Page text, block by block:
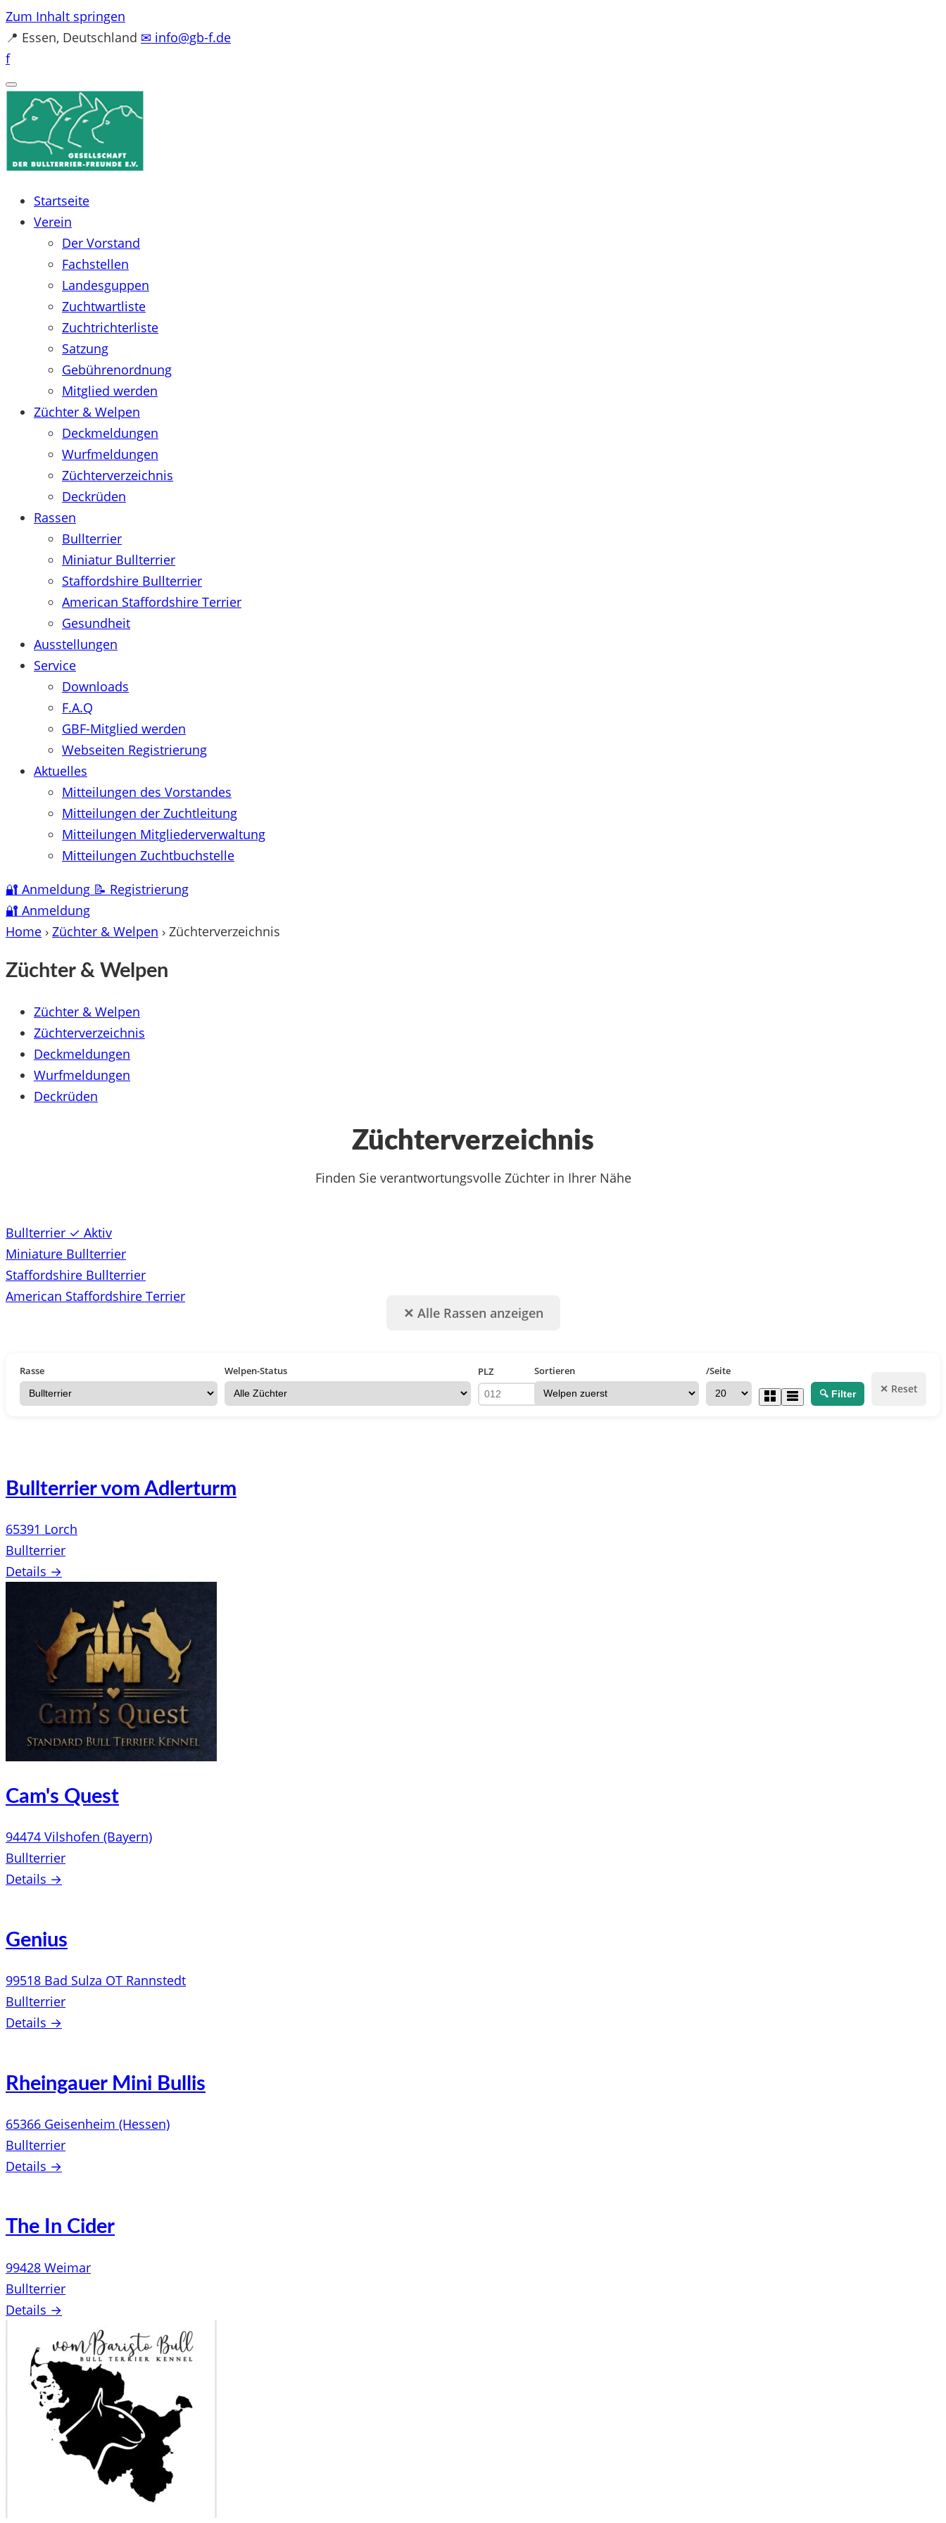
Zum Inhalt springen
📍 Essen, Deutschland ✉ info@gb-f.de
f
Startseite
Verein
Der Vorstand
Fachstellen
Landesguppen
Zuchtwartliste
Zuchtrichterliste
Satzung
Gebührenordnung
Mitglied werden
Züchter & Welpen
Deckmeldungen
Wurfmeldungen
Züchterverzeichnis
Deckrüden
Rassen
Bullterrier
Miniatur Bullterrier
Staffordshire Bullterrier
American Staffordshire Terrier
Gesundheit
Ausstellungen
Service
Downloads
F.A.Q
GBF-Mitglied werden
Webseiten Registrierung
Aktuelles
Mitteilungen des Vorstandes
Mitteilungen der Zuchtleitung
Mitteilungen Mitgliederverwaltung
Mitteilungen Zuchtbuchstelle
🔐 Anmeldung 📝 Registrierung
🔐 Anmeldung
Home › Züchter & Welpen › Züchterverzeichnis
Züchter & Welpen
Züchter & Welpen
Züchterverzeichnis
Deckmeldungen
Wurfmeldungen
Deckrüden
Züchterverzeichnis
Finden Sie verantwortungsvolle Züchter in Ihrer Nähe
Bullterrier ✓ Aktiv
Miniature Bullterrier
Staffordshire Bullterrier
American Staffordshire Terrier
✕ Alle Rassen anzeigen
Rasse Welpen-Status PLZ Sortieren /Seite
🔍 Filter ✕ Reset
Bullterrier vom Adlerturm
65391 Lorch
Bullterrier
Details →
Cam's Quest
94474 Vilshofen (Bayern)
Bullterrier
Details →
Genius
99518 Bad Sulza OT Rannstedt
Bullterrier
Details →
Rheingauer Mini Bullis
65366 Geisenheim (Hessen)
Bullterrier
Details →
The In Cider
99428 Weimar
Bullterrier
Details →